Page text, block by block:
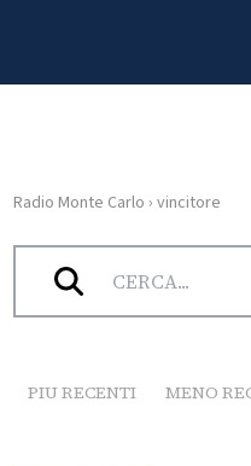
HOME
RADIO
Radio Monte Carlo › vincitore
Tag:vincitore
PIU RECENTI MENO